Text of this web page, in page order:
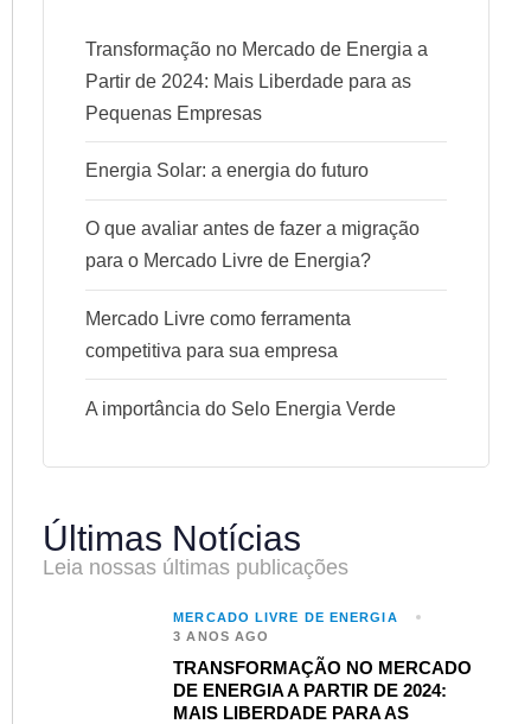
Transformação no Mercado de Energia a
Partir de 2024: Mais Liberdade para as
Pequenas Empresas
Energia Solar: a energia do futuro ​
O que avaliar antes de fazer a migração
para o Mercado Livre de Energia?​
Mercado Livre como ferramenta
competitiva para sua empresa
A importância do Selo Energia Verde​
Últimas Notícias
Leia nossas últimas publicações
MERCADO LIVRE DE ENERGIA
3 ANOS AGO
TRANSFORMAÇÃO NO MERCADO
DE ENERGIA A PARTIR DE 2024:
MAIS LIBERDADE PARA AS